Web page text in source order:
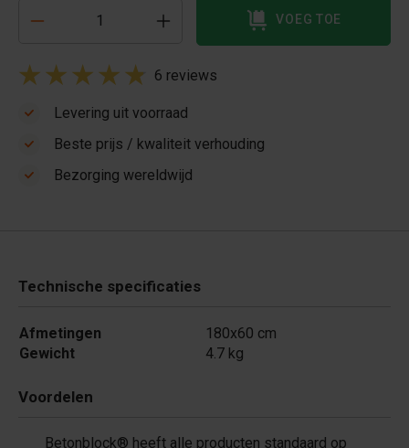
VOEG TOE
6 reviews
Levering uit voorraad
Beste prijs / kwaliteit verhouding
Bezorging wereldwijd
Technische specificaties
Afmetingen
180x60 cm
Gewicht
4.7 kg
Voordelen
Betonblock® heeft alle producten standaard op